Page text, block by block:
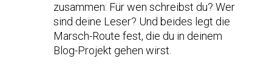
zusammen: Für wen schreibst du? Wer
sind deine Leser? Und beides legt die
Marsch-Route fest, die du in deinem
Blog-Projekt gehen wirst.